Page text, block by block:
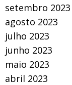
setembro 2023
agosto 2023
julho 2023
junho 2023
maio 2023
abril 2023